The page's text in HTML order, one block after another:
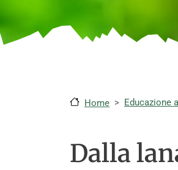
Home Educazione
Dalla